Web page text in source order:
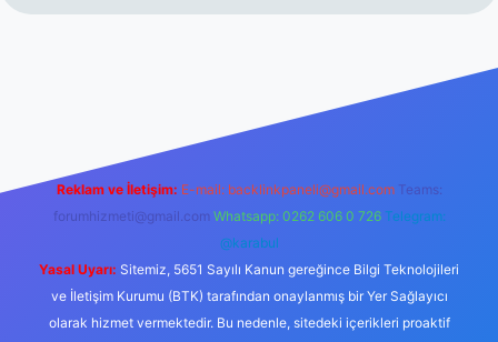
Reklam ve İletişim: E-mail: backlinkpaneli@gmail.com Teams:
forumhizmeti@gmail.com Whatsapp: 0262 606 0 726 Telegram:
@karabul
Yasal Uyarı: Sitemiz, 5651 Sayılı Kanun gereğince Bilgi Teknolojileri
ve İletişim Kurumu (BTK) tarafından onaylanmış bir Yer Sağlayıcı
olarak hizmet vermektedir. Bu nedenle, sitedeki içerikleri proaktif